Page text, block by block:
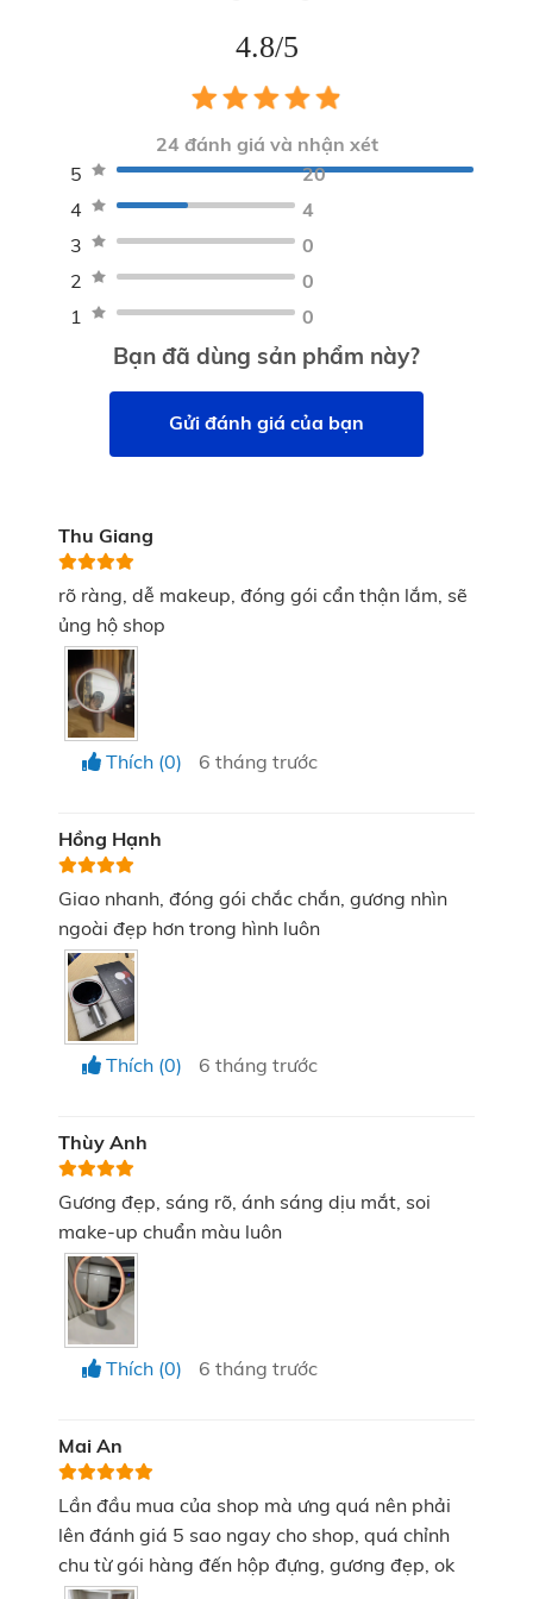
Mặt gương độ phân giải HD sắc nét:
công tỉ mỉ từ vật liệu cao cấp, gương KATA Miro
O2 cho hình ảnh trong trẻo, không méo mó hay
biến dạng. Nhờ đó, từng chi tiết nhỏ nhất trên
gương mặt đều được phản chiếu rõ ràng.
Mặt gương HD sắc nét của KATA Miro O2
Kích thước mặt gương rộng rãi:
gương KATA Miro O2 lên tới 20cm tạo không gian
quan sát thoải mái, cho phép bạn dễ dàng thao tác
từ các đường nét cơ bản đến những chi tiết cầu kỳ
Kích thước gương KATA Miro O2 vừa vặn khi quan
Hệ thống đèn LED daylight chuẩn CRI = 97:
sáng tự nhiên (CRI = 100), đảm bảo bạn nhìn thấy
đúng màu sắc và độ hài hòa của lớp trang điểm.
Đây là yếu tố then chốt giúp bạn tự tin tỏa sáng
trong mọi điều kiện ánh sáng.
chiều cao 356mm,
Đóng gói 01 x Gương KATA Miro O2
01 x hướng dẫn sử dụng
4.8/5
24đánh giá và nhận xét
5
20
4
4
3
0
2
0
1
0
Bạn đã dùng sản phẩm này?
Gửi đánh giá của bạn
Thu Giang
rõ ràng, dễ makeup, đóng gói cẩn thận lắm, sẽ
ủng hộ shop
Thích (0) 6 tháng trước
Hồng Hạnh
Giao nhanh, đóng gói chắc chắn, gương nhìn
ngoài đẹp hơn trong hình luôn
Thích (0) 6 tháng trước
Thùy Anh
Gương đẹp, sáng rõ, ánh sáng dịu mắt, soi
make-up chuẩn màu luôn
Thích (0) 6 tháng trước
Mai An
Lần đầu mua của shop mà ưng quá nên phải
lên đánh giá 5 sao ngay cho shop, quá chỉnh
chu từ gói hàng đến hộp đựng, gương đẹp, ok